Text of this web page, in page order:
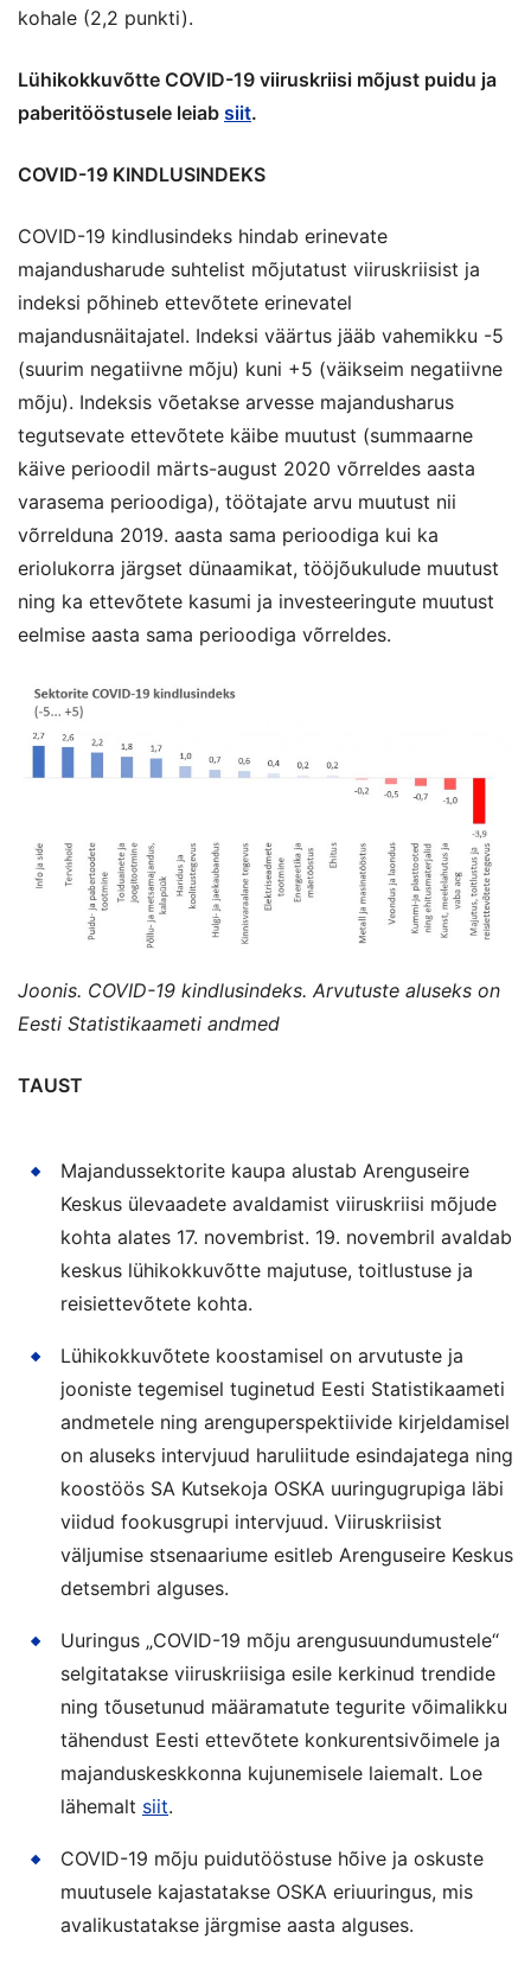
kohale (2,2 punkti).
Lühikokkuvõtte COVID-19 viiruskriisi mõjust puidu ja
paberitööstusele leiab siit.
COVID-19 KINDLUSINDEKS
COVID-19 kindlusindeks hindab erinevate
majandusharude suhtelist mõjutatust viiruskriisist ja
indeksi põhineb ettevõtete erinevatel
majandusnäitajatel. Indeksi väärtus jääb vahemikku -5
(suurim negatiivne mõju) kuni +5 (väikseim negatiivne
mõju). Indeksis võetakse arvesse majandusharus
tegutsevate ettevõtete käibe muutust (summaarne
käive perioodil märts-august 2020 võrreldes aasta
varasema perioodiga), töötajate arvu muutust nii
võrrelduna 2019. aasta sama perioodiga kui ka
eriolukorra järgset dünaamikat, tööjõukulude muutust
ning ka ettevõtete kasumi ja investeeringute muutust
eelmise aasta sama perioodiga võrreldes.
Joonis. COVID-19 kindlusindeks. Arvutuste aluseks on
Eesti Statistikaameti andmed
TAUST
Majandussektorite kaupa alustab Arenguseire
Keskus ülevaadete avaldamist viiruskriisi mõjude
kohta alates 17. novembrist. 19. novembril avaldab
keskus lühikokkuvõtte majutuse, toitlustuse ja
reisiettevõtete kohta.
Lühikokkuvõtete koostamisel on arvutuste ja
jooniste tegemisel tuginetud Eesti Statistikaameti
andmetele ning arenguperspektiivide kirjeldamisel
on aluseks intervjuud haruliitude esindajatega ning
koostöös SA Kutsekoja OSKA uuringugrupiga läbi
viidud fookusgrupi intervjuud. Viiruskriisist
väljumise stsenaariume esitleb Arenguseire Keskus
detsembri alguses.
Uuringus „COVID-19 mõju arengusuundumustele“
selgitatakse viiruskriisiga esile kerkinud trendide
ning tõusetunud määramatute tegurite võimalikku
tähendust Eesti ettevõtete konkurentsivõimele ja
majanduskeskkonna kujunemisele laiemalt. Loe
lähemalt siit.
COVID-19 mõju puidutööstuse hõive ja oskuste
muutusele kajastatakse OSKA eriuuringus, mis
avalikustatakse järgmise aasta alguses.